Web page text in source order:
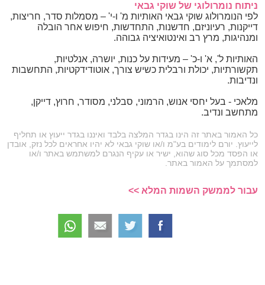
ניתוח נומרולוגי של שוקי גבאי
לפי הנומרולוג שוקי גבאי האותיות מ' ו-י' – מסמלות סדר, חריצות,
דייקנות, רעיוניזם, חדשנות, התחדשות, חיפוש אחר הובלה
ומנהיגות, מרץ רב ואינטואיציה גבוהה.
האותיות ל', א' ו-כ' – מעידות על כנות, יושרה, אנלטיות,
תקשורתיות, יכולת ורבלית כשיש צורך, אוטודידקטיות, התחשבות
ונדיבות.
מלאכי - בעל יחסי אנוש, הרמוני, סבלני, מסודר, חרוץ, דייקן,
מתחשב ונדיב.
כל האמור באתר זה הינו בגדר המלצה בלבד ואיננו בגדר ייעוץ או תחליף
לייעוץ. יורם לימודים בע"מ ו/או שוקי גבאי לא יהיו אחראים לכל נזק, אובדן
או הפסד מכל סוג שהוא, ישיר או עקיף הנגרם למשתמש באתר ו/או
למסתמך על האמור באתר.
עבור לממשק השמות המלא >>